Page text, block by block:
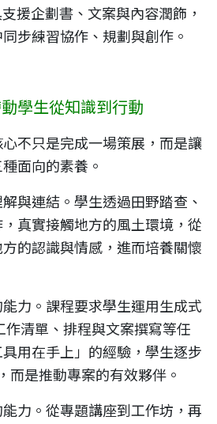
援企劃書、文案與內容潤飾，
步練習協作、規劃與創作。
學生從知識到行動
不只是完成一場策展，而是讓
面向的素養。
與連結。學生透過田野踏查、
真實接觸地方的風土環境，從
的認識與情感，進而培養關懷
力。課程要求學生運用生成式
作清單、排程與文案撰寫等任
用在手上」的經驗，學生逐步
而是推動專案的有效夥伴。
力。從專題講座到工作坊，再